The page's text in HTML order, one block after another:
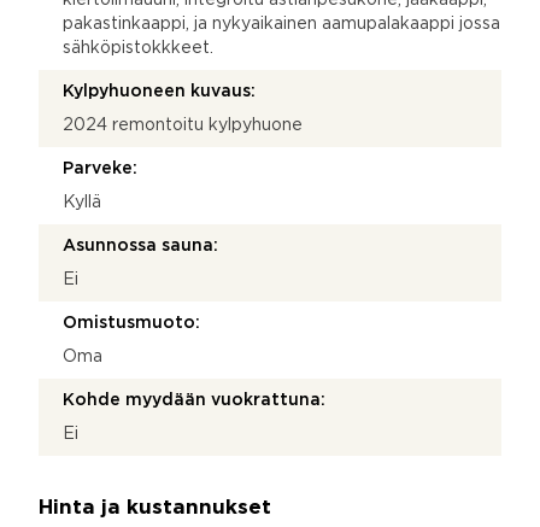
pakastinkaappi, ja nykyaikainen aamupalakaappi jossa
sähköpistokkkeet.
Kylpyhuoneen kuvaus:
2024 remontoitu kylpyhuone
Parveke:
Kyllä
Asunnossa sauna:
Ei
Omistusmuoto:
Oma
Kohde myydään vuokrattuna:
Ei
Hinta ja kustannukset